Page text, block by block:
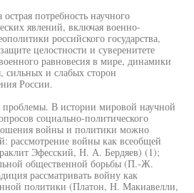
потребность научного
явлений, включая военно-
российского государства,
целостности и суверенитете
равновесия в мире, динамики
и слабых сторон
России.
проблемы. В истории мировой научной
социально-политического
войны и политики можно
рассмотрение войны как всеобщей
Эфесский, Н. А. Бердяев) (1);
общественной борьбы (П.-Ж.
рассматривать войну как
политики (Платон, Н. Макиавелли,